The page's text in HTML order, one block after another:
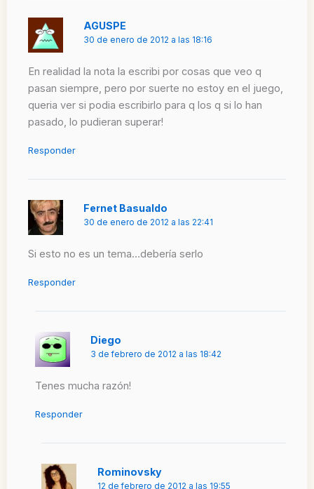
AGUSPE
30 de enero de 2012 a las 18:16
En realidad la nota la escribi por cosas que veo q
pasan siempre, pero por suerte no estoy en el juego,
queria ver si podia escribirlo para q los q si lo han
pasado, lo pudieran superar!
Responder
Fernet Basualdo
30 de enero de 2012 a las 22:41
Si esto no es un tema…debería serlo
Responder
Diego
3 de febrero de 2012 a las 18:42
Tenes mucha razón!
Responder
Rominovsky
12 de febrero de 2012 a las 19:55